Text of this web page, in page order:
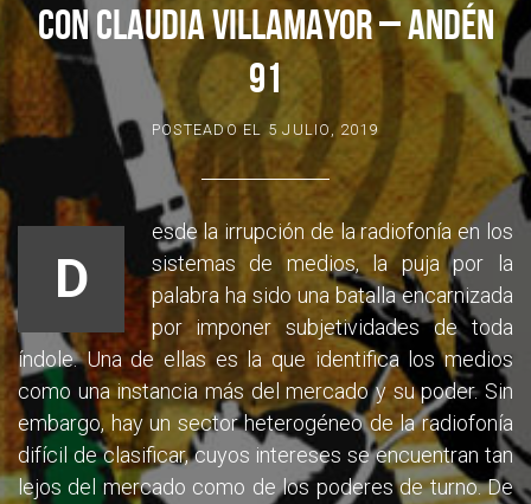
CON CLAUDIA VILLAMAYOR – ANDÉN
91
POSTEADO EL5 JULIO, 2019
D
esde la irrupción de la radiofonía en los
sistemas de medios, la puja por la
palabra ha sido una batalla encarnizada
por imponer subjetividades de toda
índole. Una de ellas es la que identifica los medios
como una instancia más del mercado y su poder. Sin
embargo, hay un sector heterogéneo de la radiofonía
difícil de clasificar, cuyos intereses se encuentran tan
lejos del mercado como de los poderes de turno. De